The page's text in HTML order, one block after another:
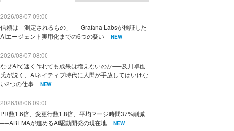
2026/08/07 09:00
信頼は「測定されるもの」──Grafana Labsが検証した
AIエージェント実用化までの6つの疑い
NEW
2026/08/07 08:00
なぜAIで速く作れても成果は増えないのか──及川卓也
氏が説く、AIネイティブ時代に人間が手放してはいけな
い2つの仕事
NEW
2026/08/06 09:00
PR数1.6倍、変更行数1.8倍、平均マージ時間37%削減
──ABEMAが進めるAI駆動開発の現在地
NEW